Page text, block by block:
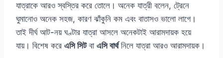
যাত্রাকে আরও স্বস্তির করে তোলে। অনেক যাত্রী বলেন, ট্রেনে
ঘুমানোও অনেক সহজ, কারণ ঝাঁকুনি কম এবং বাতাসও ভালো লাগে।
তাই দীর্ঘ আট-নয় ঘণ্টার যাত্রা আসলে অনেকটাই আরামদায়ক হয়ে
যায়। বিশেষ করে এসি সিটবা এসি বার্থনিলে যাত্রা আরও আরামদায়ক।